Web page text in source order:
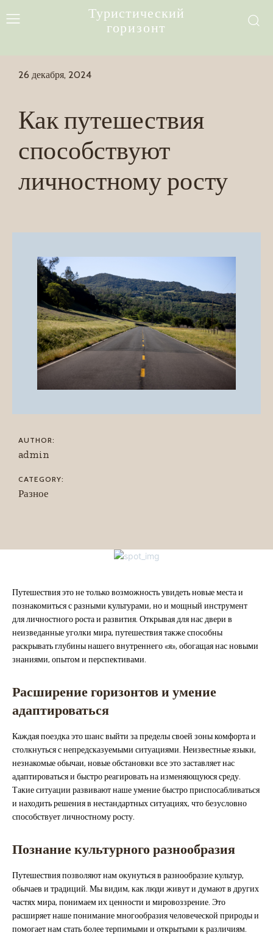
Туристический
горизонт
Как путешествия
способствуют
личностному росту
26 декабря, 2024
AUTHOR:
admin
CATEGORY:
Разное
Путешествия это не только возможность увидеть новые места и
познакомиться с разными культурами, но и мощный инструмент
для личностного роста и развития. Открывая для нас двери в
неизведанные уголки мира, путешествия также способны
раскрывать глубины нашего внутреннего «я», обогащая нас новыми
знаниями, опытом и перспективами.
Расширение горизонтов и умение
адаптироваться
Каждая поездка это шанс выйти за пределы своей зоны комфорта и
столкнуться с непредсказуемыми ситуациями. Неизвестные языки,
незнакомые обычаи, новые обстановки все это заставляет нас
адаптироваться и быстро реагировать на изменяющуюся среду.
Такие ситуации развивают наше умение быстро приспосабливаться
и находить решения в нестандартных ситуациях, что безусловно
способствует личностному росту.
Познание культурного разнообразия
Путешествия позволяют нам окунуться в разнообразие культур,
обычаев и традиций. Мы видим, как люди живут и думают в других
частях мира, понимаем их ценности и мировоззрение. Это
расширяет наше понимание многообразия человеческой природы и
помогает нам стать более терпимыми и открытыми к различиям.